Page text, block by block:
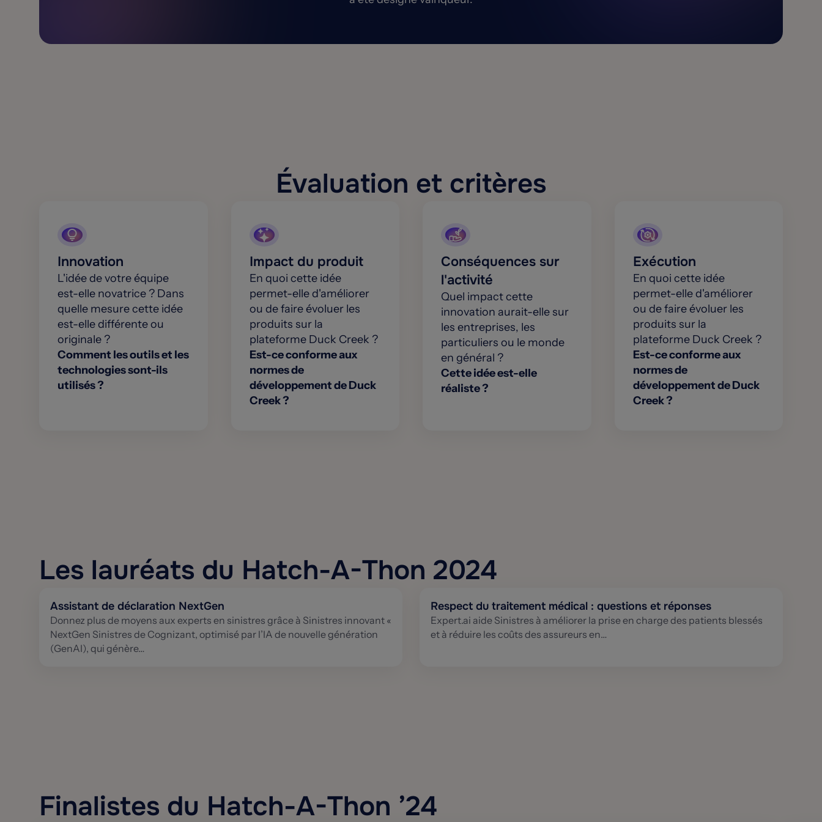
Évaluation et critères
Innovation
L'idée de votre équipe
est-elle novatrice ? Dans
quelle mesure cette idée
est-elle différente ou
originale ?
Comment les outils et les
technologies sont-ils
utilisés ?
Impact du produit
En quoi cette idée
permet-elle d'améliorer
ou de faire évoluer les
produits sur la
plateforme Duck Creek ?
Est-ce conforme aux
normes de
développement de Duck
Creek ?
Conséquences sur
l'activité
Quel impact cette
innovation aurait-elle sur
les entreprises, les
particuliers ou le monde
en général ?
Cette idée est-elle
réaliste ?
Exécution
En quoi cette idée
permet-elle d'améliorer
ou de faire évoluer les
produits sur la
plateforme Duck Creek ?
Est-ce conforme aux
normes de
développement de Duck
Creek ?
Les lauréats du Hatch-A-Thon 2024
Assistant de déclaration NextGen
Donnez plus de moyens aux experts en sinistres grâce à Sinistres innovant «
NextGen Sinistres de Cognizant, optimisé par l’IA de nouvelle génération
(GenAI), qui génère…
Respect du traitement médical : questions et réponses
Expert.ai aide Sinistres à améliorer la prise en charge des patients blessés
et à réduire les coûts des assureurs en…
Finalistes du Hatch-A-Thon ’24